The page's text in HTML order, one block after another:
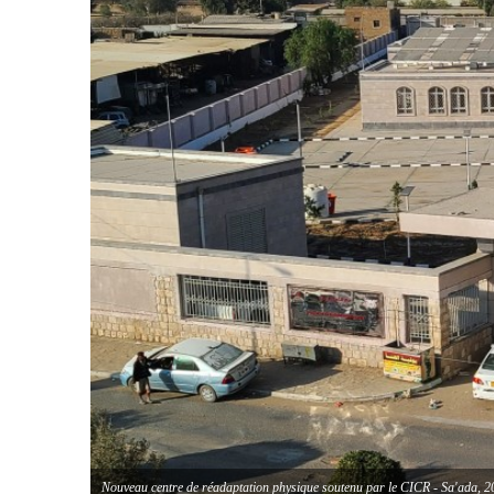
Nouveau centre de réadaptation physique soutenu par le CICR - Sa'ada,